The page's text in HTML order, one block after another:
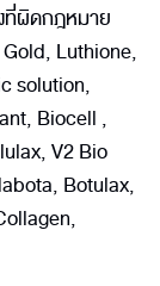
ที่ผิดกฎหมาย
Luthione,
solution,
Biocell ,
V2 Bio
Botulax,